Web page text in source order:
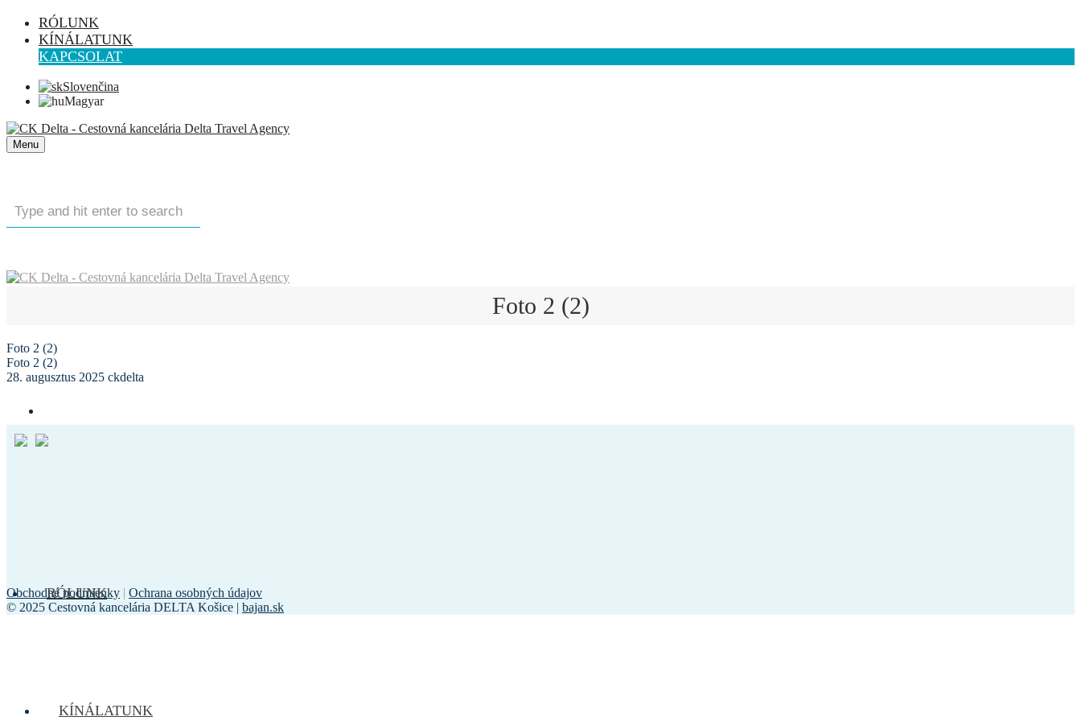
RÓLUNK
KÍNÁLATUNK
KAPCSOLAT
Slovenčina
Magyar
Menu
RÓLUNK
KÍNÁLATUNK
Foto 2 (2)
Foto 2 (2)
Foto 2 (2)
28. augusztus 2025 ckdelta
Obchodné podmienky | Ochrana osobných údajov
© 2025 Cestovná kancelária DELTA Košice | bajan.sk